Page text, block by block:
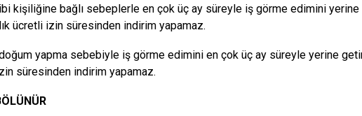
kişiliğine bağlı sebeplerle en çok üç ay süreyle iş görme edimini
ücretli izin süresinden indirim yapamaz.
yapma sebebiyle iş görme edimini en çok üç ay süreyle yerine
süresinden indirim yapamaz.